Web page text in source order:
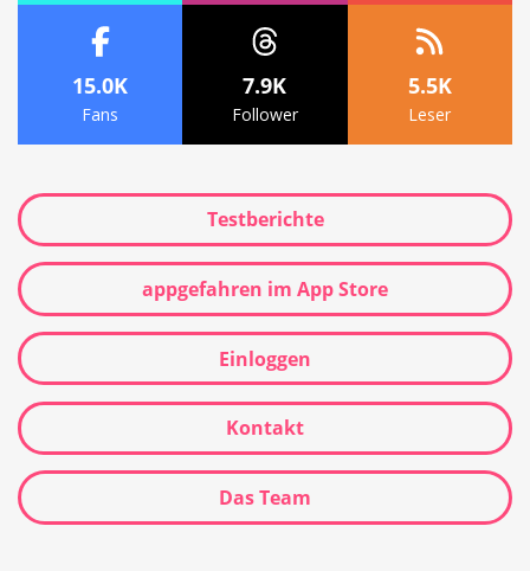
15.0K
Fans
7.9K
Follower
5.5K
Leser
Testberichte
appgefahren im App Store
Einloggen
Kontakt
Das Team